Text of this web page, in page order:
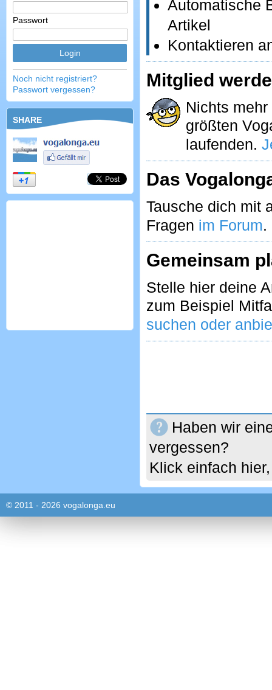
Passwort
Noch nicht registriert?
Passwort vergessen?
SHARE
Automatische
Artikel
Kontaktieren
Mitglied
Nichts
größten
laufenden.
Das
Tausche dich mit
Fragen im Forum.
Gemeinsam
Stelle hier deine
zum Beispiel
suchen oder
Haben wir
vergessen?
Klick einfach
© 2011 - 2026 vogalonga.eu